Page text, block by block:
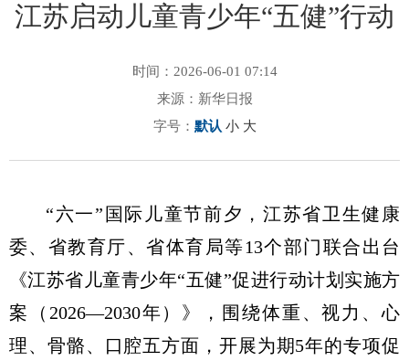
江苏启动儿童青少年“五健”行动
时间：2026-06-01 07:14
来源：新华日报
字号： 默认 小 大
“六一”国际儿童节前夕，江苏省卫生健康
委、省教育厅、省体育局等13个部门联合出台
《江苏省儿童青少年“五健”促进行动计划实施方
案（2026—2030年）》，围绕体重、视力、心
理、骨骼、口腔五方面，开展为期5年的专项促